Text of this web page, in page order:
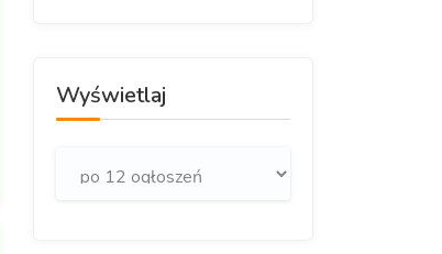
Wyświetlaj